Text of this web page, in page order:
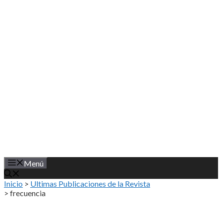
Menú
Inicio > Ultimas Publicaciones de la Revista
> frecuencia